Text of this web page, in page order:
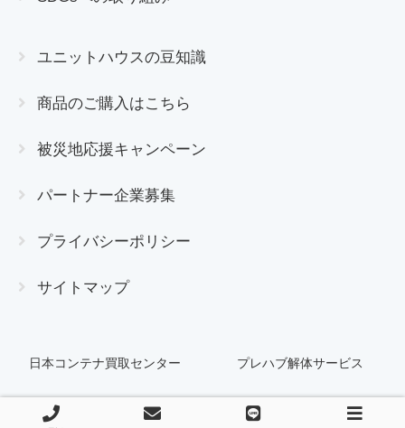
ユニットハウスの豆知識
商品のご購入はこちら
被災地応援キャンペーン
パートナー企業募集
プライバシーポリシー
サイトマップ
日本コンテナ買取センター プレハブ解体サービス
© 2009 日本ユニットハウス買取センター.